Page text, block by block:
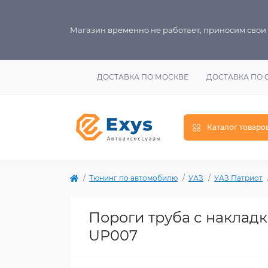
Магазин временно не работает, приносим
ДОСТАВКА ПО МОСКВЕ ДОСТАВКА ПО
Каталог
Тюнинг по автомобилю УАЗ УАЗ Патриот
Пороги труба с
UP007